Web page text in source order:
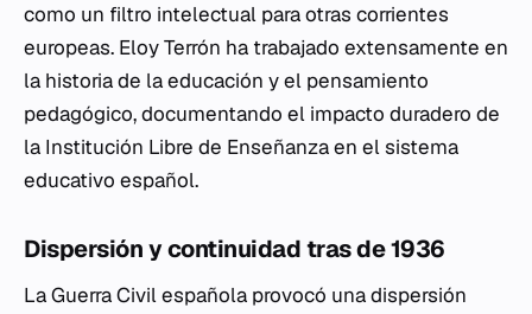
como un filtro intelectual para otras corrientes
europeas. Eloy Terrón ha trabajado extensamente en
la historia de la educación y el pensamiento
pedagógico, documentando el impacto duradero de
la Institución Libre de Enseñanza en el sistema
educativo español.
Dispersión y continuidad tras de 1936
La Guerra Civil española provocó una dispersión